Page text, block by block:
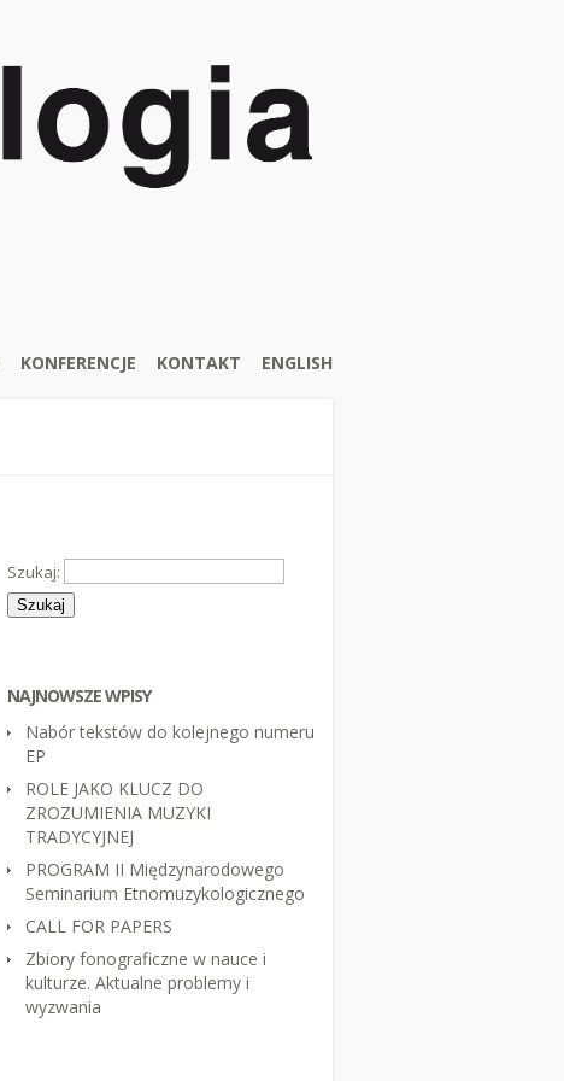
KONFERENCJE KONTAKT ENGLISH
Szukaj:
NAJNOWSZE WPISY
Nabór tekstów do kolejnego numeru
EP
ROLE JAKO KLUCZ DO
ZROZUMIENIA MUZYKI
TRADYCYJNEJ
PROGRAM II Międzynarodowego
Seminarium Etnomuzykologicznego
CALL FOR PAPERS
Zbiory fonograficzne w nauce i
kulturze. Aktualne problemy i
wyzwania